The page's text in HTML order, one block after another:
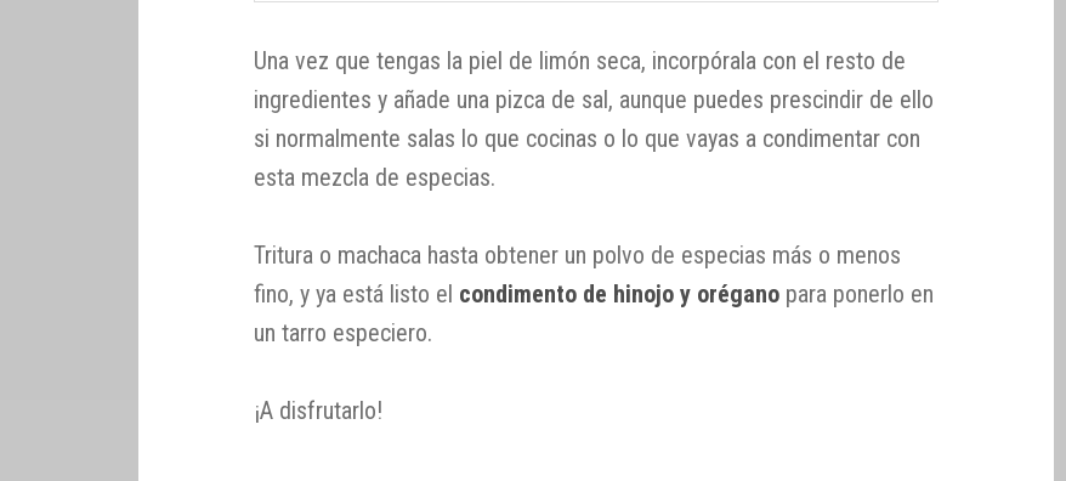
Una vez que tengas la piel de limón seca, incorpórala con el resto de
ingredientes y añade una pizca de sal, aunque puedes prescindir de ello
si normalmente salas lo que cocinas o lo que vayas a condimentar con
esta mezcla de especias.
Tritura o machaca hasta obtener un polvo de especias más o menos
fino, y ya está listo el condimento de hinojo y orégano para ponerlo en
un tarro especiero.
¡A disfrutarlo!